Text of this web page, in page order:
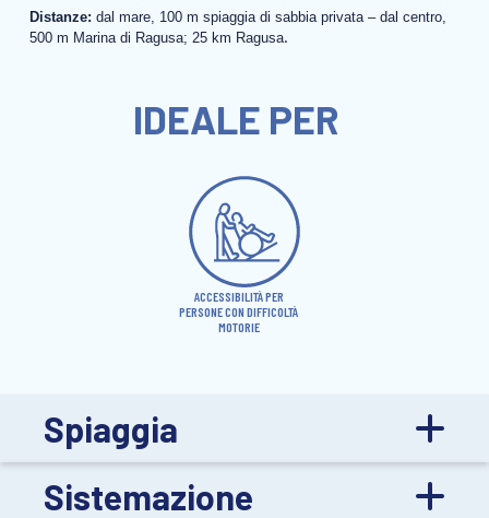
Distanze: dal mare, 100 m spiaggia di sabbia privata – dal centro,
500 m Marina di Ragusa; 25 km Ragusa.
IDEALE PER
ACCESSIBILITÀ PER
PERSONE CON DIFFICOLTÀ
MOTORIE
Spiaggia
Sistemazione